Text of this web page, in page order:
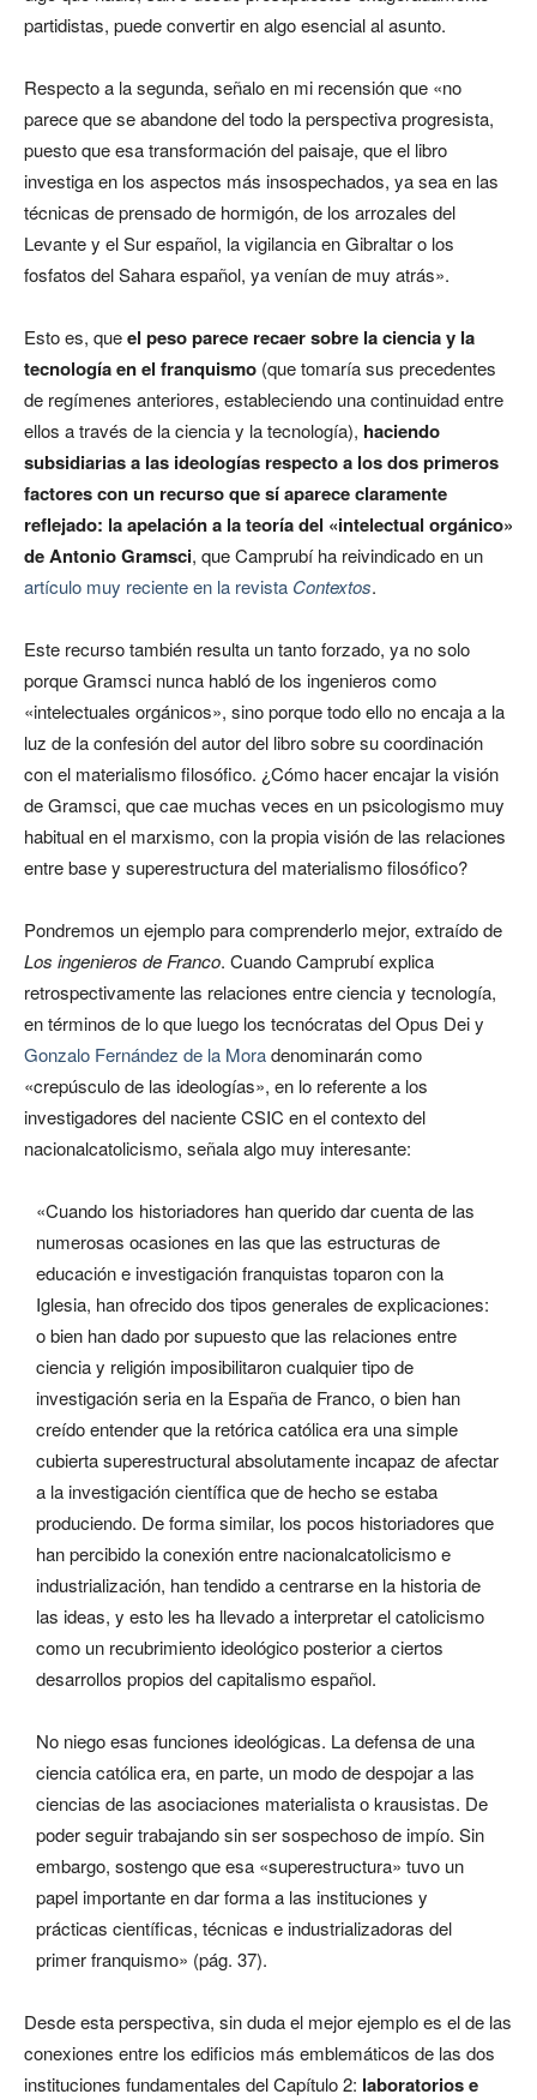
partidistas, puede convertir en algo esencial al asunto.
Respecto a la segunda, señalo en mi recensión que «no
parece que se abandone del todo la perspectiva progresista,
puesto que esa transformación del paisaje, que el libro
investiga en los aspectos más insospechados, ya sea en las
técnicas de prensado de hormigón, de los arrozales del
Levante y el Sur español, la vigilancia en Gibraltar o los
fosfatos del Sahara español, ya venían de muy atrás».
Esto es, queel peso parece recaer sobre la ciencia y la
tecnología en el franquismo (que tomaría sus precedentes
de regímenes anteriores, estableciendo una continuidad entre
ellos a través de la ciencia y la tecnología), haciendo
subsidiarias a las ideologías respecto a los dos primeros
factores con un recurso que sí aparece claramente
reflejado: la apelación a la teoría del «intelectual orgánico»
de Antonio Gramsci, que Camprubí ha reivindicado en un
artículo muy reciente en la revista Contextos.
Este recurso también resulta un tanto forzado, ya no solo
porque Gramsci nunca habló de los ingenieros como
«intelectuales orgánicos», sino porque todo ello no encaja a la
luz de la confesión del autor del libro sobre su coordinación
con el materialismo filosófico. ¿Cómo hacer encajar la visión
de Gramsci, que cae muchas veces en un psicologismo muy
habitual en el marxismo, con la propia visión de las relaciones
entre base y superestructura del materialismo filosófico?
Pondremos un ejemplo para comprenderlo mejor, extraído de
Los ingenieros de Franco. Cuando Camprubí explica
retrospectivamente las relaciones entre ciencia y tecnología,
en términos de lo que luego los tecnócratas del Opus Dei y
Gonzalo Fernández de la Moradenominarán como
«crepúsculo de las ideologías», en lo referente a los
investigadores del naciente CSIC en el contexto del
nacionalcatolicismo, señala algo muy interesante:
«Cuando los historiadores han querido dar cuenta de las
numerosas ocasiones en las que las estructuras de
educación e investigación franquistas toparon con la
Iglesia, han ofrecido dos tipos generales de explicaciones:
o bien han dado por supuesto que las relaciones entre
ciencia y religión imposibilitaron cualquier tipo de
investigación seria en la España de Franco, o bien han
creído entender que la retórica católica era una simple
cubierta superestructural absolutamente incapaz de afectar
a la investigación científica que de hecho se estaba
produciendo. De forma similar, los pocos historiadores que
han percibido la conexión entre nacionalcatolicismo e
industrialización, han tendido a centrarse en la historia de
las ideas, y esto les ha llevado a interpretar el catolicismo
como un recubrimiento ideológico posterior a ciertos
desarrollos propios del capitalismo español.
No niego esas funciones ideológicas. La defensa de una
ciencia católica era, en parte, un modo de despojar a las
ciencias de las asociaciones materialista o krausistas. De
poder seguir trabajando sin ser sospechoso de impío. Sin
embargo, sostengo que esa «superestructura» tuvo un
papel importante en dar forma a las instituciones y
prácticas científicas, técnicas e industrializadoras del
primer franquismo» (pág. 37).
Desde esta perspectiva, sin duda el mejor ejemplo es el de las
conexiones entre los edificios más emblemáticos de las dos
instituciones fundamentales del Capítulo 2: laboratorios e